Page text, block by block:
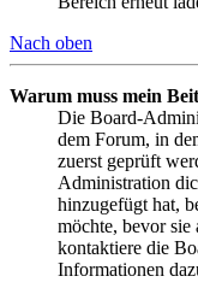
Nach oben
Warum muss mein
Die Board-
dem Forum, in
zuerst geprüft
Administration
hinzugefügt hat,
möchte, bevor sie
kontaktiere die
Informationen